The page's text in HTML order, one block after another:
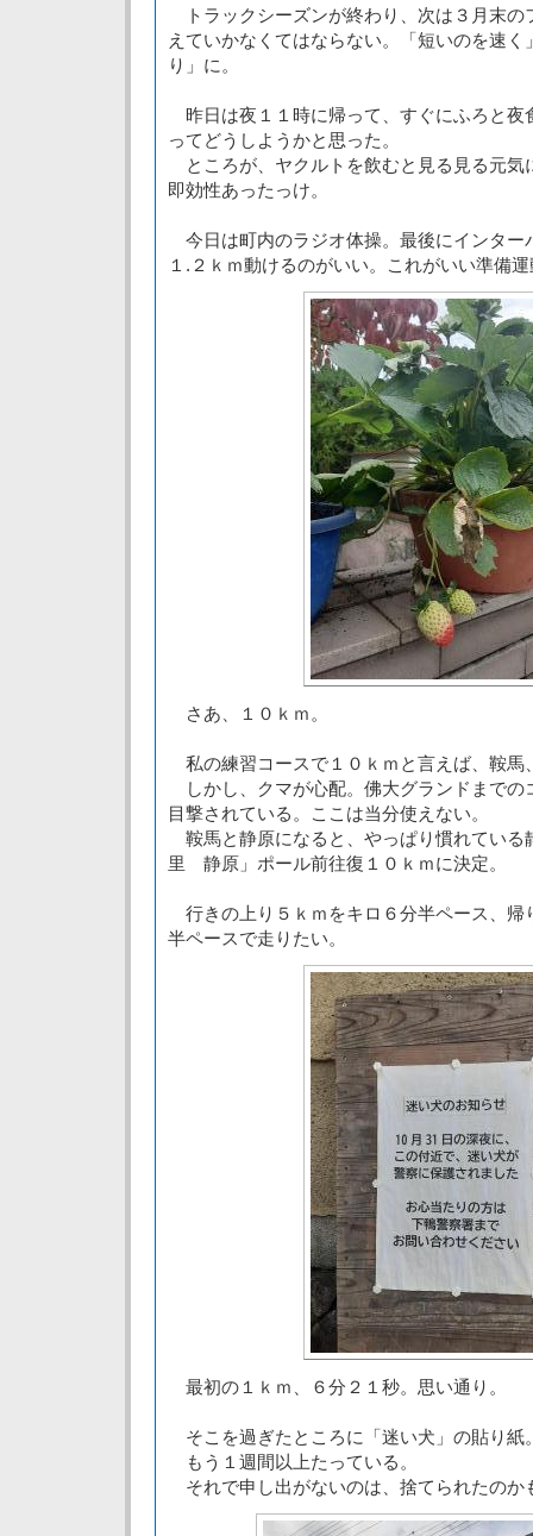
トラックシーズンが終わり、次は３月末の
えていかなくてはならない。「短いのを速
り」に。
昨日は夜１１時に帰って、すぐにふろと夜
ってどうしようかと思った。
ところが、ヤクルトを飲むと見る見る元気
即効性あったっけ。
今日は町内のラジオ体操。最後にインター
１.２ｋｍ動けるのがいい。これがいい準備
さあ、１０ｋｍ。
私の練習コースで１０ｋｍと言えば、鞍馬
しかし、クマが心配。佛大グランドまでの
目撃されている。ここは当分使えない。
鞍馬と静原になると、やっぱり慣れている
里 静原」ポール前往復１０ｋｍに決定。
行きの上り５ｋｍをキロ６分半ペース、帰
半ペースで走りたい。
最初の１ｋｍ、６分２１秒。思い通り。
そこを過ぎたところに「迷い犬」の貼り紙
もう１週間以上たっている。
それで申し出がないのは、捨てられたのか